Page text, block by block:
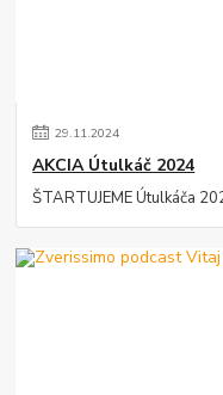
29.11.2024
AKCIA Útulkáč 2024
ŠTARTUJEME Útulkáča